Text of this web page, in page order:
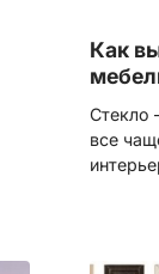
Как
Стекло
все